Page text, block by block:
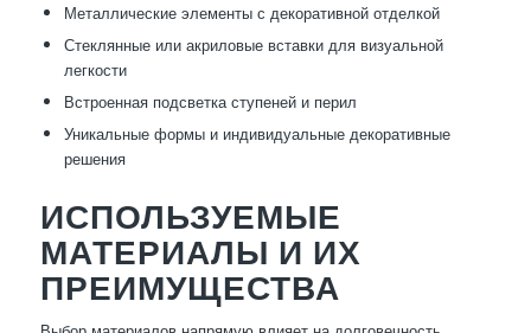
Металлические элементы с декоративной отделкой
Стеклянные или акриловые вставки для визуальной
легкости
Встроенная подсветка ступеней и перил
Уникальные формы и индивидуальные декоративные
решения
ИСПОЛЬЗУЕМЫЕ
МАТЕРИАЛЫ И ИХ
ПРЕИМУЩЕСТВА